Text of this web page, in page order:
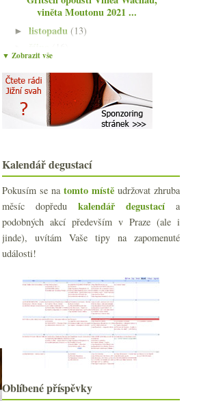
viněta Moutonu 2021 ...
►listopadu(13)
září
►srpna
►července (6)
► června
května(17)
► března(14)
►února(13)
►ledna(19)
►2022(225)
►2021(239)
►2020(239)
►2019
2018
(240)
2016(250)
2015 (251)
2014(254)
2013(249)
►2011(252)
▼ Zobrazit vše
Kalendář degustací
Pokusím se na tomto místě udržovat zhruba
měsíc dopředu kalendář degustacía
podobných akcí především v Praze (ale i
jinde), uvítám Vaše tipy na zapomenuté
události!
Oblíbené příspěvky